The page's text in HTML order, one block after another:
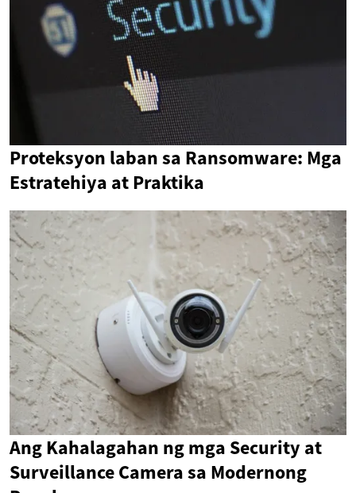
Proteksyon laban sa Ransomware: Mga
Estratehiya at Praktika
Ang Kahalagahan ng mga Security at
Surveillance Camera sa Modernong